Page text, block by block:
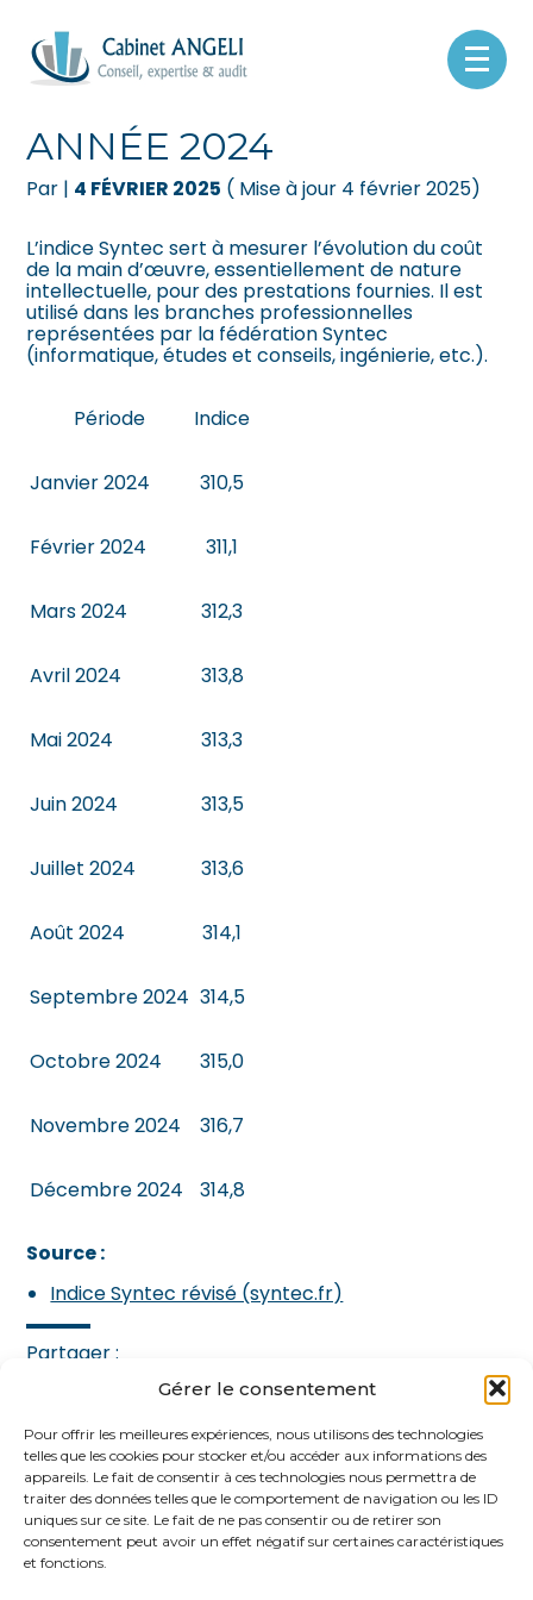
Gérer le consentement
Pour offrir les meilleures expériences, nous utilisons des technologies
telles que les cookies pour stocker et/ou accéder aux informations des
appareils. Le fait de consentir à ces technologies nous permettra de
traiter des données telles que le comportement de navigation ou les ID
uniques sur ce site. Le fait de ne pas consentir ou de retirer son
consentement peut avoir un effet négatif sur certaines caractéristiques
et fonctions.
Aller
au
Créer et reprendre une activité
Gérer votre quotidien
Piloter votre entreprise
Développer votre entreprise
Construire votre patrimoine
Être prêt pour la facturation
Pilotez votre gestion
Suivre votre comptabilité
Gérer vos ressources humaines
Dématérialiser vos documents
ANNÉE 2024
Par | 4 FÉVRIER 2025 ( Mise à jour 4 février 2025)
L’indice Syntec sert à mesurer l’évolution du coût
de la main d’œuvre, essentiellement de nature
intellectuelle, pour des prestations fournies. Il est
utilisé dans les branches professionnelles
représentées par la fédération Syntec
(informatique, études et conseils, ingénierie, etc.).
Période Indice
Janvier 2024 310,5
Février 2024 311,1
Mars 2024 312,3
Avril 2024 313,8
Mai 2024 313,3
Juin 2024 313,5
Juillet 2024 313,6
Août 2024 314,1
Septembre 2024 314,5
Octobre 2024 315,0
Novembre 2024 316,7
Décembre 2024 314,8
Source :
Indice Syntec révisé (syntec.fr)
Partager :
FaceBook
TwitterLinkedIn